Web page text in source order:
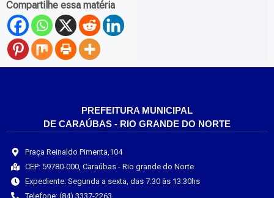
Compartilhe essa matéria
PREFEITURA MUNICIPAL
DE CARAÚBAS - RIO GRANDE DO NORTE
Praça Reinaldo Pimenta,104
CEP: 59780-000, Caraúbas - Rio grande do Norte
Expediente: Segunda a sexta, das 7:30 às 13:30hs
Telefone: (84) 3337-2263